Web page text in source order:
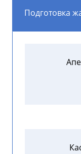
Подготовка